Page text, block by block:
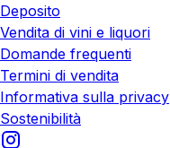
Deposito
Vendita di vini e liquori
Domande frequenti
Termini di vendita
Informativa sulla privacy
Sostenibilità